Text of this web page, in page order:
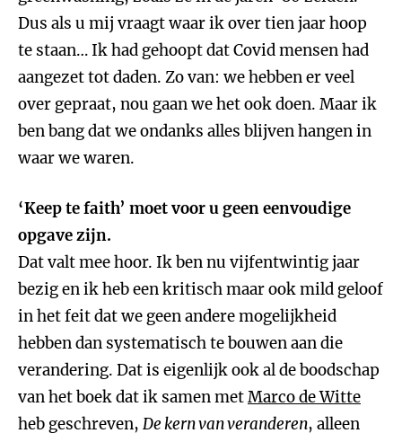
Dus als u mij vraagt waar ik over tien jaar hoop
te staan… Ik had gehoopt dat Covid mensen had
aangezet tot daden. Zo van: we hebben er veel
over gepraat, nou gaan we het ook doen. Maar ik
ben bang dat we ondanks alles blijven hangen in
waar we waren.
‘Keep te faith’ moet voor u geen eenvoudige
opgave zijn.
Dat valt mee hoor. Ik ben nu vijfentwintig jaar
bezig en ik heb een kritisch maar ook mild geloof
in het feit dat we geen andere mogelijkheid
hebben dan systematisch te bouwen aan die
verandering. Dat is eigenlijk ook al de boodschap
van het boek dat ik samen metMarco de Witte
heb geschreven, De kern van veranderen, alleen